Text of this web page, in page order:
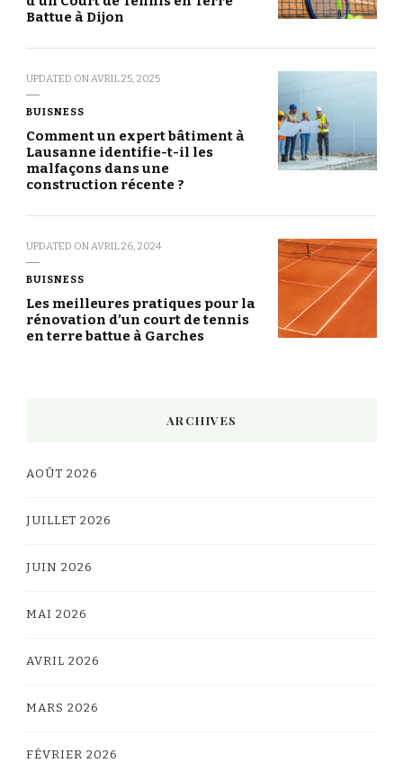
Battue à Dijon
UPDATED ON AVRIL 25, 2025
BUISNESS
Comment un expert bâtiment à
Lausanne identifie-t-il les
malfaçons dans une
construction récente ?
UPDATED ON AVRIL 26, 2024
BUISNESS
Les meilleures pratiques pour la
rénovation d’un court de tennis
en terre battue à Garches
ARCHIVES
AOÛT 2026
JUILLET 2026
JUIN 2026
MAI 2026
AVRIL 2026
MARS 2026
FÉVRIER 2026